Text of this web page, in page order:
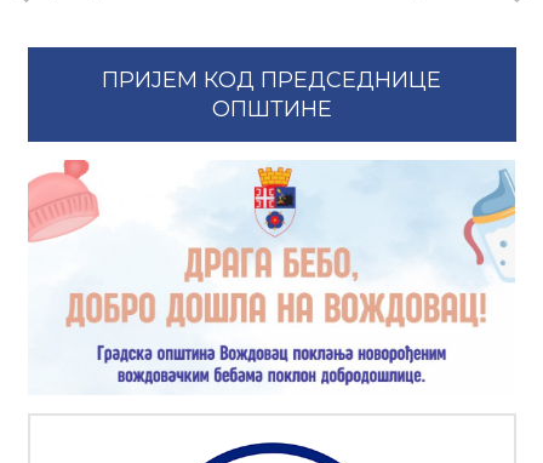
ПРИЈЕМ КОД ПРЕДСЕДНИЦЕ
ОПШТИНЕ